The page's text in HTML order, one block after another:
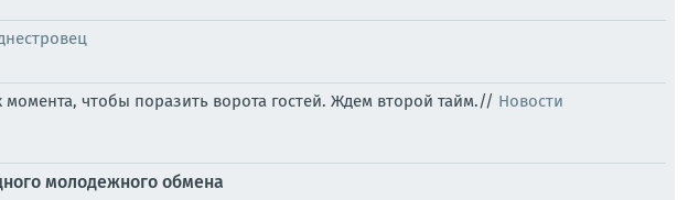
чтобы поразить ворота гостей. Ждем второй тайм.// Новости
молодежного обмена